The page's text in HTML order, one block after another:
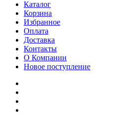
Каталог
Корзина
Избранное
Оплата
Доставка
Контакты
О Компании
Новое поступление